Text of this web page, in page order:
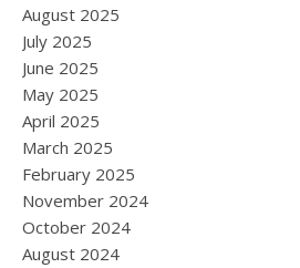
August 2025
July 2025
June 2025
May 2025
April 2025
March 2025
February 2025
November 2024
October 2024
August 2024